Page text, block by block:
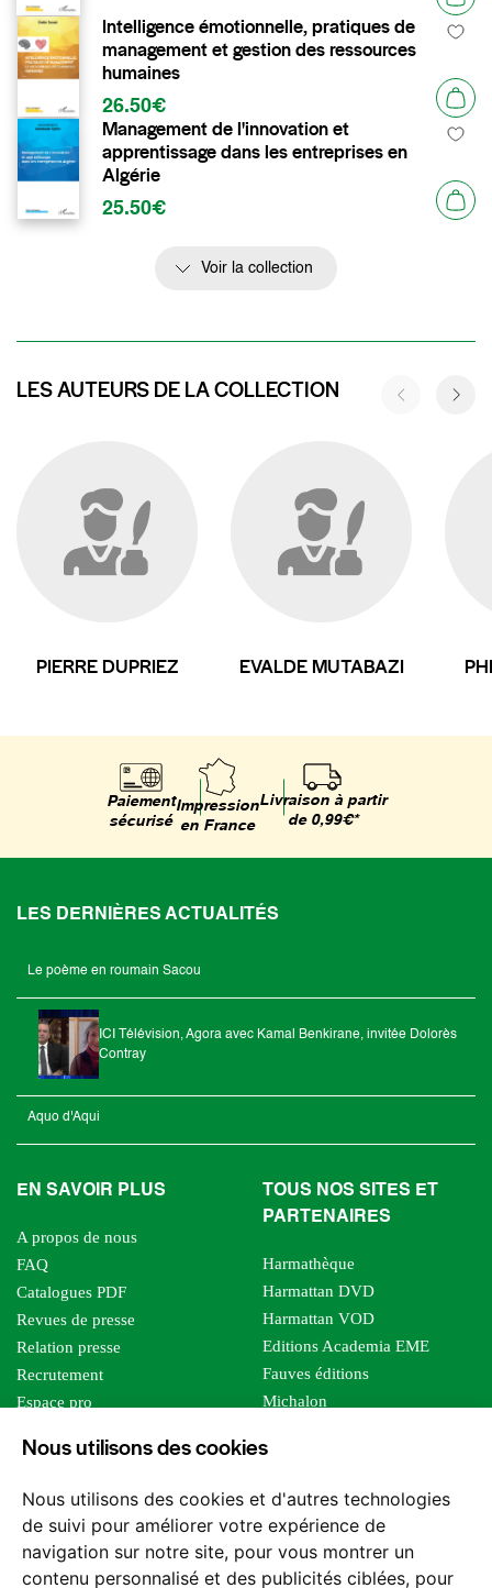
Nous utilisons des cookies
Nous utilisons des cookies et d'autres technologies
de suivi pour améliorer votre expérience de
navigation sur notre site, pour vous montrer un
contenu personnalisé et des publicités ciblées, pour
Intelligence émotionnelle, pratiques de
management et gestion des ressources
humaines
26.50€
Management de l'innovation et
apprentissage dans les entreprises en
Algérie
25.50€
Voir la collection
LES AUTEURS DE LA COLLECTION
PIERRE DUPRIEZ EVALDE MUTABAZI
Paiement
sécurisé
Impression
en France
Livraison à partir
de 0,99€*
LES DERNIÈRES ACTUALITÉS
Le poème en roumain Sacou
ICI Télévision, Agora avec Kamal Benkirane, invitée Dolorès
Contray
Aquo d'Aqui
EN SAVOIR PLUS
A propos de nous
FAQ
Catalogues PDF
Revues de presse
Relation presse
Recrutement
Espace pro
Foreign rights
TOUS NOS SITES ET
PARTENAIRES
Harmathèque
Harmattan DVD
Harmattan VOD
Editions Academia EME
Fauves éditions
Michalon
Editions Sutton
Les impliqués
Tous les éditeurs